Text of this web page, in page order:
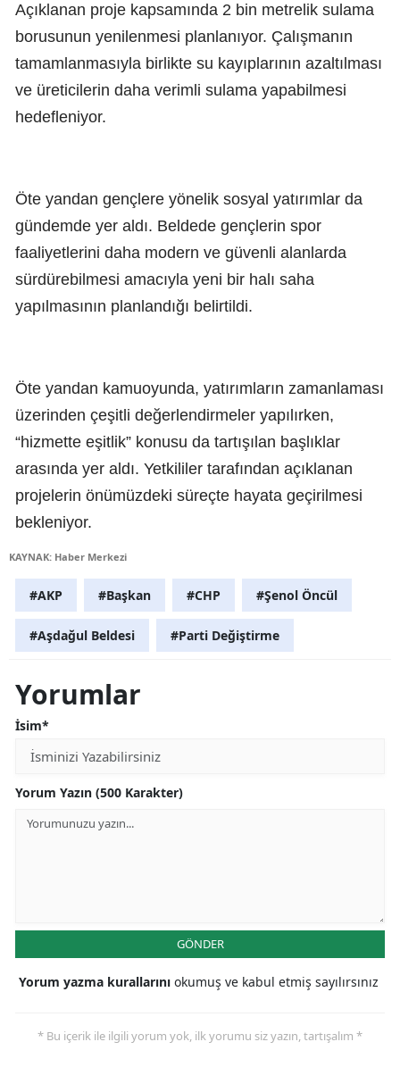
Açıklanan proje kapsamında 2 bin metrelik sulama
borusunun yenilenmesi planlanıyor. Çalışmanın
tamamlanmasıyla birlikte su kayıplarının azaltılması
ve üreticilerin daha verimli sulama yapabilmesi
hedefleniyor.
Öte yandan gençlere yönelik sosyal yatırımlar da
gündemde yer aldı. Beldede gençlerin spor
faaliyetlerini daha modern ve güvenli alanlarda
sürdürebilmesi amacıyla yeni bir halı saha
yapılmasının planlandığı belirtildi.
Öte yandan kamuoyunda, yatırımların zamanlaması
üzerinden çeşitli değerlendirmeler yapılırken,
“hizmette eşitlik” konusu da tartışılan başlıklar
arasında yer aldı. Yetkililer tarafından açıklanan
projelerin önümüzdeki süreçte hayata geçirilmesi
bekleniyor.
KAYNAK: Haber Merkezi
#AKP #Başkan #CHP #Şenol Öncül
#Aşdağul Beldesi #Parti Değiştirme
Yorumlar
İsim*
Yorum Yazın (500 Karakter)
GÖNDER
Yorum yazma kurallarını okumuş ve kabul etmiş sayılırsınız
* Bu içerik ile ilgili yorum yok, ilk yorumu siz yazın, tartışalım *